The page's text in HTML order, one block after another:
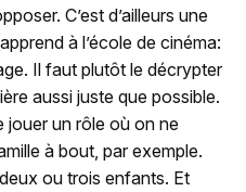
C’est d’ailleurs une
à l’école de cinéma:
Il faut plutôt le décrypter
aussi juste que possible.
jouer un rôle où on ne
à bout, par exemple.
ou trois enfants. Et